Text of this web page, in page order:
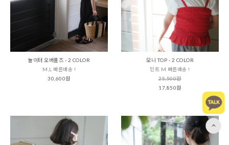
놀이터 오버롤즈 - 2 COLOR
M,L 빠른배송 !
30,600원
모니 TOP - 2 COLOR
민트 M 빠른배송 !
25,500원
17,850원